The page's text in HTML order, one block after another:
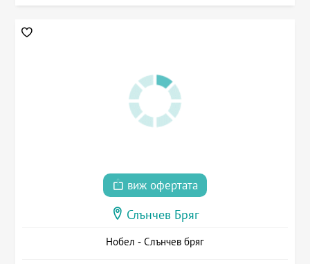
виж офертата
Слънчев Бряг
Нобел - Слънчев бряг